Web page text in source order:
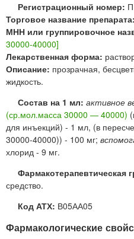
Регистрационный номер:
Торговое название препарата:
МНН или группировочное
30000-40000]
Лекарственная форма:
Описание: прозрачная,
жидкость.
Состав на 1 мл: активное
(ср.мол.масса 30000 — 40000)
для инъекций) - 1 мл, (в
30000-40000)) - 100 мг;
хлорид - 9 мг.
Фармакотерапевтическая
средство.
Код АТХ: В05АА05
Фармакологические